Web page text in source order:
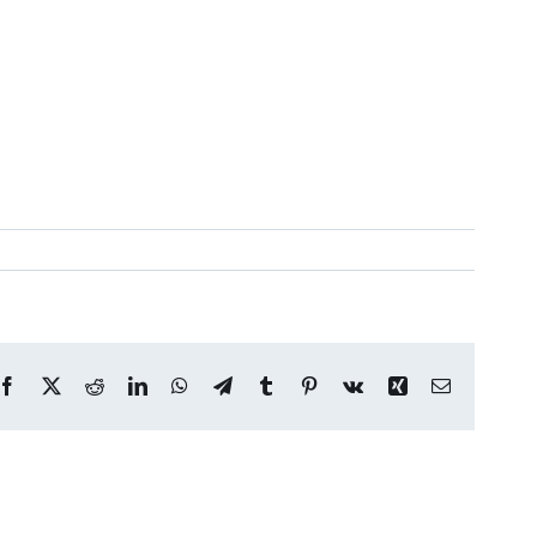
Facebook
X RedditLinkedInWhatsApp
TelegramTumblr Pinterest
Vk Xing Correo